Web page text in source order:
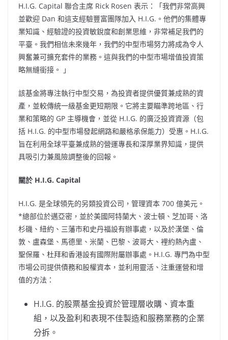
H.I.G. Capital 聯合主席 Rick Rosen 表示：「我們非常高興
並歡迎 Dan 和這支經驗豐富團隊加入 H.I.G.。他們的集體專
業知識、經驗證的投資敏銳度和創業思維，非常補足我們的
平臺。我們相信未來幾年，我們的中型市場努力將成為令人
興奮兼可擴充套件的業務。這與我們的中型市場增值投資策
略無縫銜接。 」
該基金將專注執行中型交易，為投資者提供優質兼成熟的資
產，並較傳統一級基金更短期限。它將主要瞄準跨地區、行
業和策略的 GP 主導機會，並從 H.I.G. 的廣泛投資資源（包
括 H.I.G. 的中型市場發起網路和嚴格承保能力）受惠。H.I.G.
旨在利用全球平臺兼成熟的營運專長和深厚業界知識，提供
具吸引力兼風險調整後的回報。
關於 H.I.G. Capital
H.I.G. 是全球領先的另類投資公司，管理資本 700 億美元。
*總部位於邁亞密，並於美國阿特蘭大、波士頓、芝加哥、洛
杉磯、紐約、三藩市和史丹福設有辦事處，以及於漢堡、倫
敦、盧森堡、馬德里、米蘭、巴黎、波哥大、裡約熱內盧、
聖保羅、杜拜和香港設有國際附屬辦事處。H.I.G. 專門為中型
市場公司提供債務和股權資本，並利用靈活、注重運營和增
值的方法：
H.I.G. 的股票基金投資於管理層收購、資本重
組，以及盈利和表現不佳製造和服務業務的企業
分拆。